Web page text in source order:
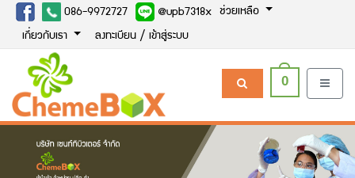
086-9972727 @upb7318x ช่วยเหลือ
เกี่ยวกับเรา ลงทะเบียน / เข้าสู่ระบบ
0